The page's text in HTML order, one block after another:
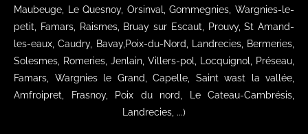
Maubeuge, Le Quesnoy, Orsinval, Gommegnies, Wargnies-le-
petit, Famars, Raismes, Bruay sur Escaut, Prouvy, St Amand-
les-eaux, Caudry, Bavay,Poix-du-Nord, Landrecies, Bermeries,
Solesmes, Romeries, Jenlain, Villers-pol, Locquignol, Préseau,
Famars, Wargnies le Grand, Capelle, Saint wast la vallée,
Amfroipret, Frasnoy, Poix du nord, Le Cateau-Cambrésis,
Landrecies, ...)